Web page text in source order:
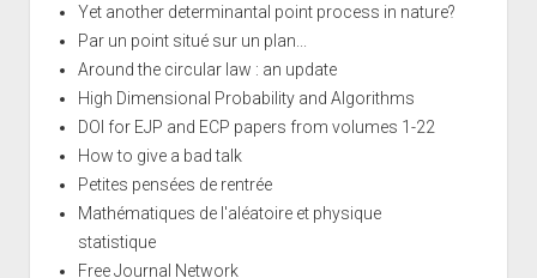
Yet another determinantal point process in nature?
Par un point situé sur un plan...
Around the circular law : an update
High Dimensional Probability and Algorithms
DOI for EJP and ECP papers from volumes 1-22
How to give a bad talk
Petites pensées de rentrée
Mathématiques de l'aléatoire et physique
statistique
Free Journal Network